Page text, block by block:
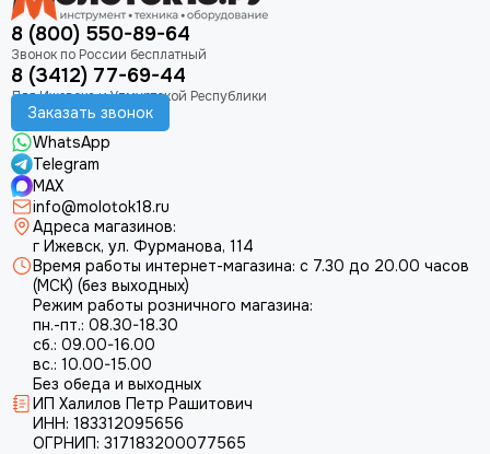
8 (800) 550-89-64
8 (3412) 77-69-44
Заказать звонок
WhatsApp
Telegram
MAX
info@molotok18.ru
Адреса магазинов:
г Ижевск, ул. Фурманова, 114
Время работы интернет-магазина: с 7.30 до 20.00 часов
(МСК) (без выходных)
Режим работы розничного магазина:
пн.-пт.: 08.30-18.30
сб.: 09.00-16.00
вс.: 10.00-15.00
Без обеда и выходных
ИП Халилов Петр Рашитович
ИНН: 183312095656
ОГРНИП: 317183200077565